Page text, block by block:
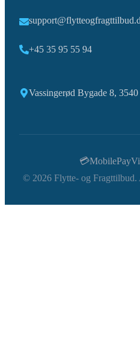
+45 35 95 55 94
Vassingerød Bygade 8,
© 2026Flytte- og Fragttilbud.
💳MobilePay